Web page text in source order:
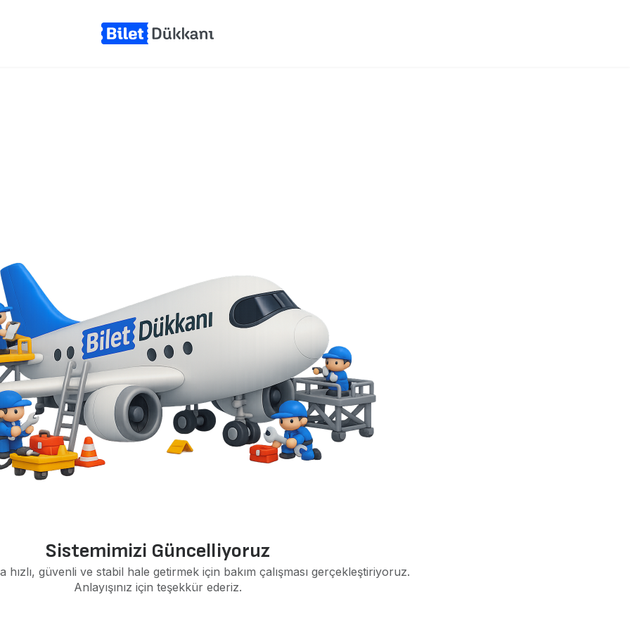
Sistemimizi Güncelliyoruz
hızlı, güvenli ve stabil hale getirmek için bakım çalışması gerçekleştiriyoruz.
Anlayışınız için teşekkür ederiz.